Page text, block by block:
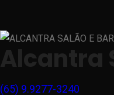
Alcantra
(65) 9.9277-3240